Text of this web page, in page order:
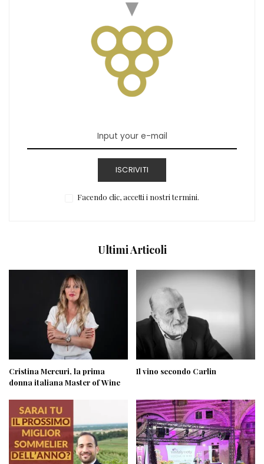
ISCRIVITI
Facendo clic, accetti i nostri termini.
Ultimi Articoli
Cristina Mercuri, la prima
donna italiana Master of Wine
Il vino secondo Carlin